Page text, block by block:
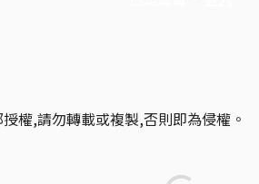
權,請勿轉載或複製,否則即為侵權。